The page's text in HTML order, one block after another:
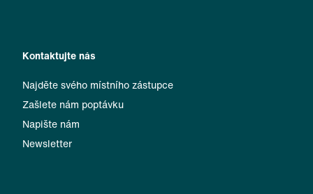
Kontaktujte nás
Najděte svého místního zástupce
Zašlete nám poptávku
Napište nám
Newsletter